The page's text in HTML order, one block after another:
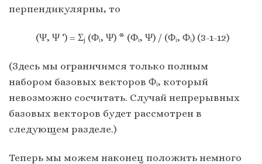
перпендикулярны, то
(Ψ, Ψ ‘) = Σⱼ (Φᵢ, Ψ) * (Φᵢ, Ψ) / (Φᵢ, Φᵢ) (3-1-12)
(Здесь мы ограничимся только полным
набором базовых векторов Φᵢ, который
невозможно сосчитать. Случай непрерывных
базовых векторов будет рассмотрен в
следующем разделе.)
Теперь мы можем наконец положить немного